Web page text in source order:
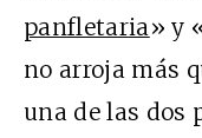
panfletaria » y
no arroja más
una de las dos